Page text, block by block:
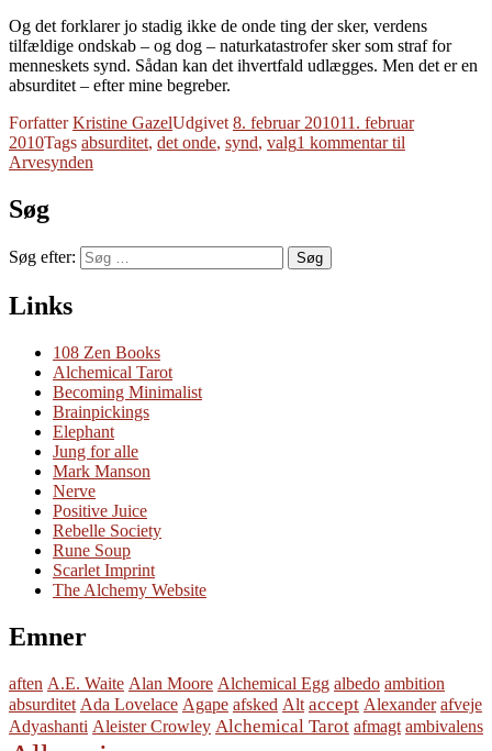
Og det forklarer jo stadig ikke de onde ting der sker, verdens
tilfældige ondskab – og dog – naturkatastrofer sker som straf for
menneskets synd. Sådan kan det ihvertfald udlægges. Men det er en
absurditet – efter mine begreber.
ForfatterKristine GazelUdgivet8. februar 201011. februar
2010Tags absurditet, det onde, synd, valg1 kommentartil
Arvesynden
Søg
Søg efter: Søg
Links
108 Zen Books
Alchemical Tarot
Becoming Minimalist
Brainpickings
Elephant
Jung for alle
Mark Manson
Nerve
Positive Juice
Rebelle Society
Rune Soup
Scarlet Imprint
The Alchemy Website
Emner
aften A.E. Waite Alan Moore Alchemical Egg albedo ambition
absurditet Ada Lovelace Agape afsked Alt accept Alexander afveje
Adyashanti Aleister Crowley Alchemical Tarot afmagt ambivalens